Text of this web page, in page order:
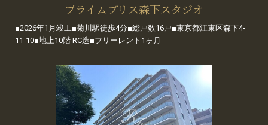
プライムブリス森下スタジオ
■2026年1月竣工■菊川駅徒歩4分■総戸数16戸■東京都江東区森下4-
11-10■地上10階 RC造■フリーレント1ヶ月